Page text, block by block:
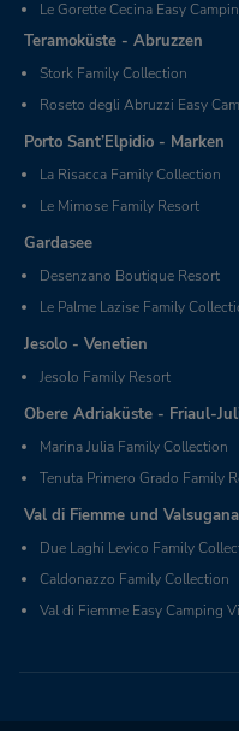
Le Gorette Cecina Easy
Teramoküste - Abruzzen
Stork Family Collection
Roseto degli Abruzzi Easy
Porto Sant’Elpidio - Marken
La Risacca Family Collection
Le Mimose Family Resort
Gardasee
Desenzano Boutique Resort
Le Palme Lazise Family
Jesolo - Venetien
Jesolo Family Resort
Obere Adriaküste - Friaul-
Marina Julia Family Collection
Tenuta Primero Grado Family
Val di Fiemme und
Due Laghi Levico Family
Caldonazzo Family Collection
Val di Fiemme Easy Camping